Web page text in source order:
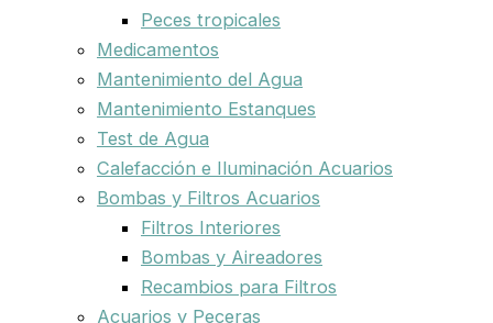
Peces tropicales
Medicamentos
Mantenimiento del Agua
Mantenimiento Estanques
Test de Agua
Calefacción e Iluminación Acuarios
Bombas y Filtros Acuarios
Filtros Interiores
Bombas y Aireadores
Recambios para Filtros
Acuarios y Peceras